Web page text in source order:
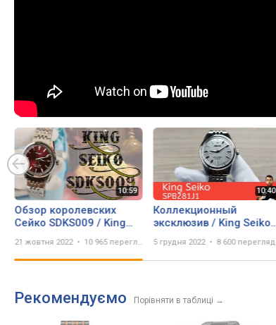
Обзор королевских
Сейко SDKS009 / King
21 жовтня 2022 10 965 переглядів
Коллекционный
эксклюзив / King Seiko
5 грудня 2022 8 600 переглядів
Рекомендуємо Порівняти в таблиці →